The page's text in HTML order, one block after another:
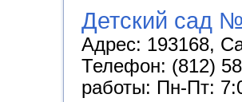
Детский сад
Адрес: 193168,
Телефон: (812)
работы: Пн-Пт: